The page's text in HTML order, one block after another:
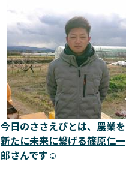
今日のささえびとは、農業を
新たに未来に繋げる篠原仁一
郎さんです☺️